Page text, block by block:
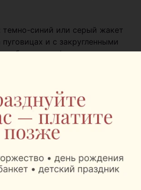
темно-синий или серый жакет
и с закругленными
белые гольфы до колена,
очки с черной оправой.
подлинности поможет нашивка
в маминой коробке с
завалялось что-то
классические часы и
шею.